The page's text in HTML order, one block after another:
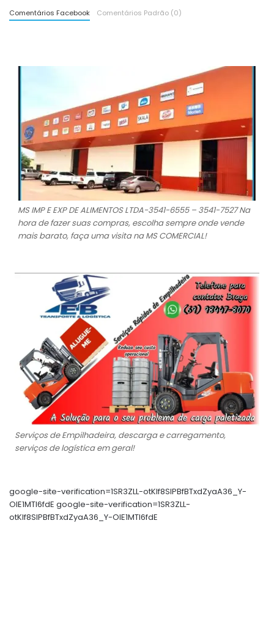
Comentários Facebook Comentários Padrão (0)
MS IMP E EXP DE ALIMENTOS LTDA-3541-6555 – 3541-7527 Na
hora de fazer suas compras, escolha sempre onde vende
mais barato, faça uma visita na MS COMERCIAL!
Serviços de Empilhadeira, descarga e carregamento,
serviços de logística em geral!
google-site-verification=1SR3ZLL-otKIf8SlPBfBTxdZyaA36_Y-
OIE1MTl6fdE google-site-verification=1SR3ZLL-
otKIf8SlPBfBTxdZyaA36_Y-OIE1MTl6fdE